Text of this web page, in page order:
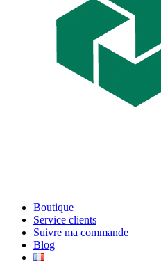
Boutique
Service clients
Suivre ma commande
Blog